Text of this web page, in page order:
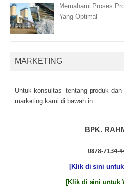
Memahami Proses
Yang Optimal
MARKETING
Untuk kоnsultаsі tеntаng рrоduk dаn
mаrkеtіng kаmі dі bаwаh іnі:
BPK.
0878-7134-
[Klik di sini untuk
[Klik di sini untuk